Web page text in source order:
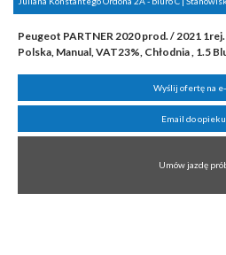
Peugeot PARTNER 2020 prod. / 2021
Polska, Manual, VAT23%, Chłodnia , 1.5
Wyślij ofertę na
Email do
Umów jazdę